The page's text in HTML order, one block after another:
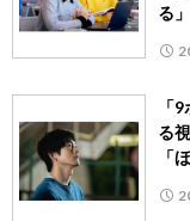
る」
「
る
「